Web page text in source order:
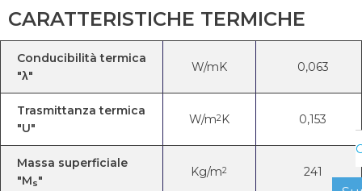
CARATTERISTICHE TERMICHE
Conducibilità termica
"λ"
W/mK 0,063
Trasmittanza termica
"U"
W/m2K 0,153
Massa superficiale
"Ms"
Kg/m2 241